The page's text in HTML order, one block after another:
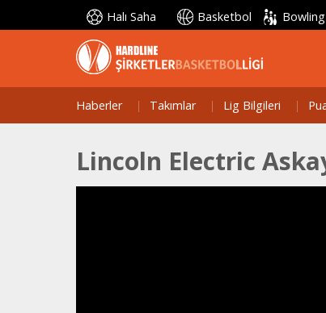
Haberler Takımlar Lig Bilgileri
Halı Saha Basketbol Bowling
Lincoln Electric